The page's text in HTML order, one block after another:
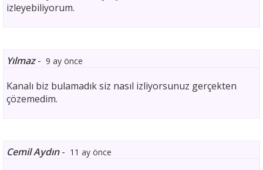
izleyebiliyorum.
Yılmaz- 9 ay önce
Kanalı biz bulamadık siz nasıl izliyorsunuz gerçekten
çözemedim.
Cemil Aydın- 11 ay önce